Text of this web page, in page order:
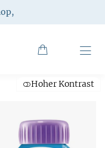
,
Hoher Kontrast